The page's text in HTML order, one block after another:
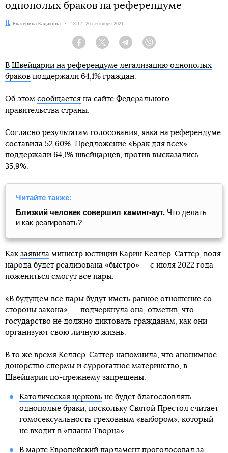
однополых браков на референдуме
Автор:Екатерина Кадакова Дата:
18:17, 26 сентября 2021
Facebook Twitter Telegram
В Швейцарии на референдуме легализацию однополых
браков поддержали 64,1% граждан.
Об этом сообщается на сайте Федерального
правительства страны.
Согласно результатам голосования, явка на референдуме
составила 52,60%. Предложение «Брак для всех»
поддержали 64,1% швейцарцев, против высказались
35,9%.
Читайте также:
Близкий человек совершил каминг-аут. Что делать
и как реагировать?
Как заявила министр юстиции Карин Келлер-Саттер, воля
народа будет реализована «быстро» — с июля 2022 года
пожениться смогут все пары.
«В будущем все пары будут иметь равное отношение со
стороны закона», — подчеркнула она, отметив, что
государство не должно диктовать гражданам, как они
организуют свою личную жизнь.
В то же время Келлер-Саттер напомнила, что анонимное
донорство спермы и суррогатное материнство, в
Швейцарии по-прежнему запрещены.
Католическая церковь не будет благословлять
однополые браки, поскольку Святой Престол считает
гомосексуальность греховным «выбором», который
не входит в «планы Творца».
В марте Европейский парламент проголосовал за